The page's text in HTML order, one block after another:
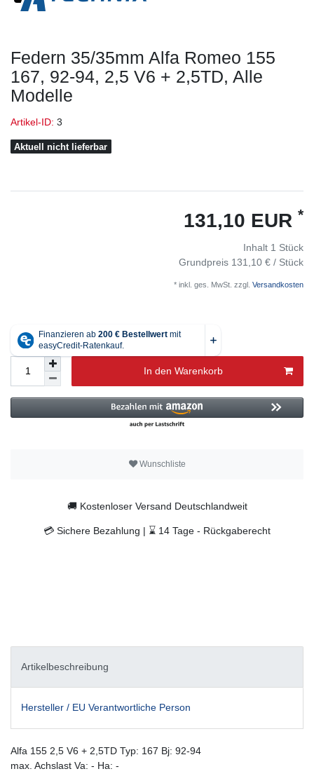
Federn 35/35mm Alfa Romeo 155
167, 92-94, 2,5 V6 + 2,5TD, Alle
Modelle
Artikel-ID: 3
Aktuell nicht lieferbar
131,10 EUR *
Inhalt 1 Stück
Grundpreis 131,10 € / Stück
* inkl. ges. MwSt. zzgl. Versandkosten
In den Warenkorb
Wunschliste
🚚 Kostenloser Versand Deutschlandweit
💳 Sichere Bezahlung | ⌛ 14 Tage - Rückgaberecht
Artikelbeschreibung
Hersteller / EU Verantwortliche Person
Alfa 155 2,5 V6 + 2,5TD Typ: 167 Bj: 92-94
max. Achslast Va: - Ha: -